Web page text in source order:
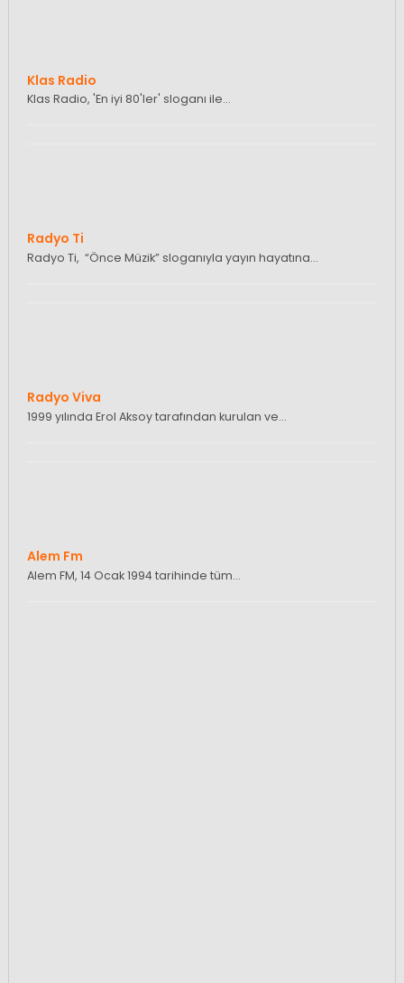
Klas Radio
Klas Radio, 'En iyi 80'ler' sloganı ile…
Radyo Ti
Radyo Ti, “Önce Müzik” sloganıyla yayın hayatına…
Radyo Viva
1999 yılında Erol Aksoy tarafından kurulan ve…
Alem Fm
Alem FM, 14 Ocak 1994 tarihinde tüm…